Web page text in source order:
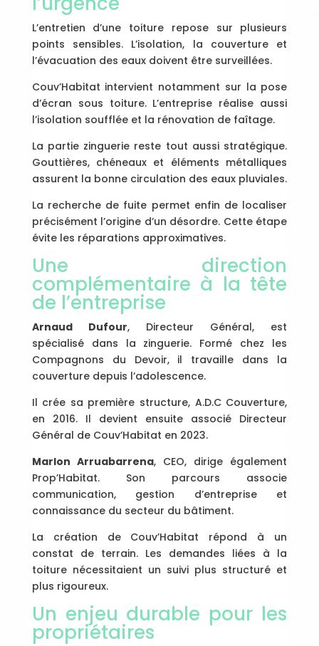
L’entretien d’une toiture repose sur plusieurs
points sensibles. L’isolation, la couverture et
l’évacuation des eaux doivent être surveillées.
Couv’Habitat intervient notamment sur la pose
d’écran sous toiture. L’entreprise réalise aussi
l’isolation soufflée et la rénovation de faîtage.
La partie zinguerie reste tout aussi stratégique.
Gouttières, chéneaux et éléments métalliques
assurent la bonne circulation des eaux pluviales.
La recherche de fuite permet enfin de localiser
précisément l’origine d’un désordre. Cette étape
évite les réparations approximatives.
Une direction
complémentaire à la tête
de l’entreprise
Arnaud Dufour, Directeur Général, est
spécialisé dans la zinguerie. Formé chez les
Compagnons du Devoir, il travaille dans la
couverture depuis l’adolescence.
Il crée sa première structure, A.D.C Couverture,
en 2016. Il devient ensuite associé Directeur
Général de Couv’Habitat en 2023.
Marlon Arruabarrena, CEO, dirige également
Prop’Habitat. Son parcours associe
communication, gestion d’entreprise et
connaissance du secteur du bâtiment.
La création de Couv’Habitat répond à un
constat de terrain. Les demandes liées à la
toiture nécessitaient un suivi plus structuré et
plus rigoureux.
Un enjeu durable pour les
propriétaires